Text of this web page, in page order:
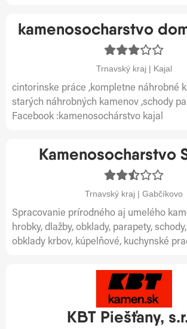
kamenosocharstvo
Trnavský kraj | Kajal
cintorinske práce ,kompletne náhrobné
starých náhrobných kamenov ,schody
Facebook :kamenosochárstvo kajal
Kamenosocharstvo
Trnavský kraj | Gabčíkovo
Spracovanie prírodného aj umelého
hrobky, dlažby, obklady, parapety,
obklady krbov, kúpelňové, kuchynské
KBT Piešťany,